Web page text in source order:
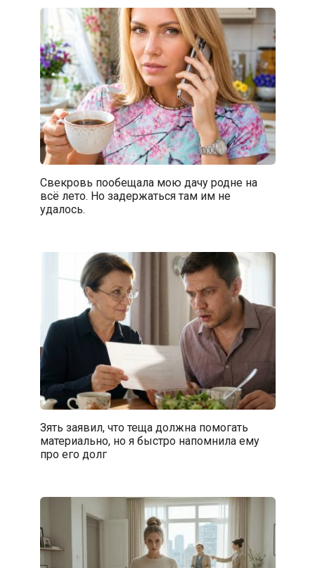
Свекровь пообещала мою дачу родне на
всё лето. Но задержаться там им не
удалось.
Зять заявил, что теща должна помогать
материально, но я быстро напомнила ему
про его долг